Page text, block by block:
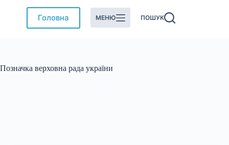
Головна МЕНЮ ПОШУК
Позначка верховна рада україни